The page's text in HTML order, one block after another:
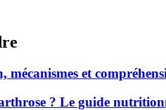
mécanismes et
? Le guide